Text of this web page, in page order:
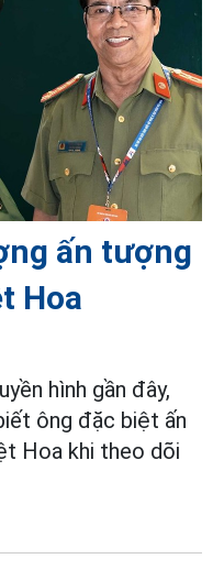
ấn tượng
Hoa
hình gần đây,
ông đặc biệt ấn
Hoa khi theo dõi